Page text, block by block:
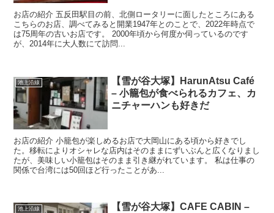
お店の紹介 五反田駅目の前、北側ロータリーに面したところにある
こちらのお店、調べてみると開業1947年とのことで、2022年時点で
は75周年の古いお店です。 2000年頃から何度か伺っているのです
が、2014年に大人数にて訪問...
池上沿線
【雪が谷大塚】HarunAtsu Café
– 小籠包が食べられるカフェ、カ
ニチャーハンも好きだ
お店の紹介 小籠包が楽しめるお店で大岡山にある頃から好きでし
た。移転によりオシャレな店内はそのままにずいぶんと広くなりまし
たが、美味しい小籠包はそのまま引き継がれています。 私は仕事の
関係で台湾には50回ほど行ったことがあ...
池上沿線
【雪が谷大塚】CAFE CABIN –